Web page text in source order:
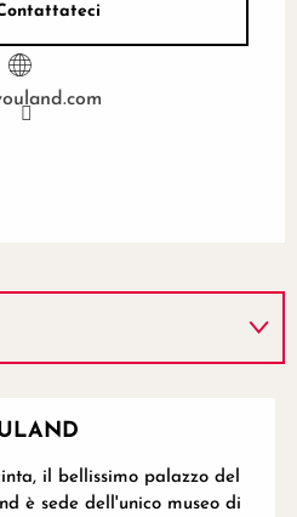
il bellissimo palazzo del
è sede dell'unico museo di